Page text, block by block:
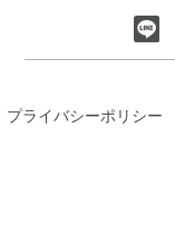
プライバシーポリシー